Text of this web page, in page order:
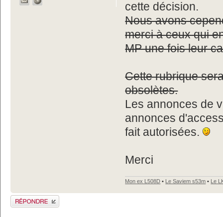
cette décision.
Nous avons
merci à ceux qui
MP une fois leur
Cette rubrique
obsolètes.
Les annonces de
annonces
fait autorisées.
Merci
Mon ex L508D • Le Saviem s53m • Le
Publier une réponse